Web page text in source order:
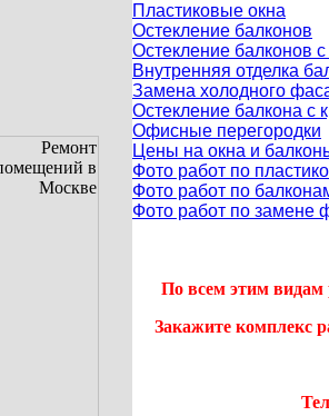
Пластиковые окна
Остекление балконов
Остекление балконов
Внутренняя отделка
Замена холодного
Остекление балкона с
Офисные перегородки
Цены на окна и
Фото работ по
Фото работ по
Фото работ по замене
По всем этим видам
Закажите комплекс